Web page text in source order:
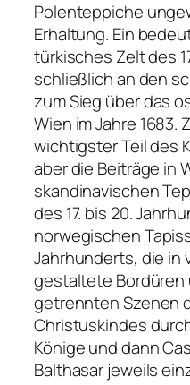
Polenteppiche
Erhaltung. Ein
türkisches Zelt des
schließlich an den
zum Sieg über das
Wien im Jahre 1683.
wichtigster Teil des
aber die Beiträge in
skandinavischen
des 17. bis 20.
norwegischen
Jahrhunderts, die in
gestaltete Bordüren
getrennten Szenen
Christuskindes
Könige und dann
Balthasar jeweils